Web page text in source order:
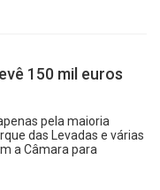
150 mil euros
pela maioria
das Levadas e várias
a Câmara para